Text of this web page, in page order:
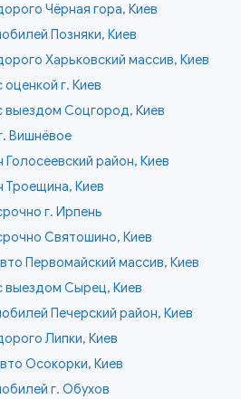
Чёрная гора, Киев
Позняки, Киев
Харьковский массив, Киев
г. Киев
выездом Соцгород, Киев
Вишнёвое
район, Киев
Троещина, Киев
г. Ирпень
Святошино, Киев
Первомайский массив, Киев
выездом Сырец, Киев
Печерский район, Киев
Липки, Киев
Осокорки, Киев
г. Обухов